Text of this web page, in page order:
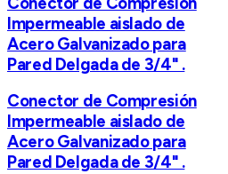
Impermeable aislado de
Acero Galvanizado para
Pared Delgada de 3/4" .
Conector de Compresión
Impermeable aislado de
Acero Galvanizado para
Pared Delgada de 3/4" .